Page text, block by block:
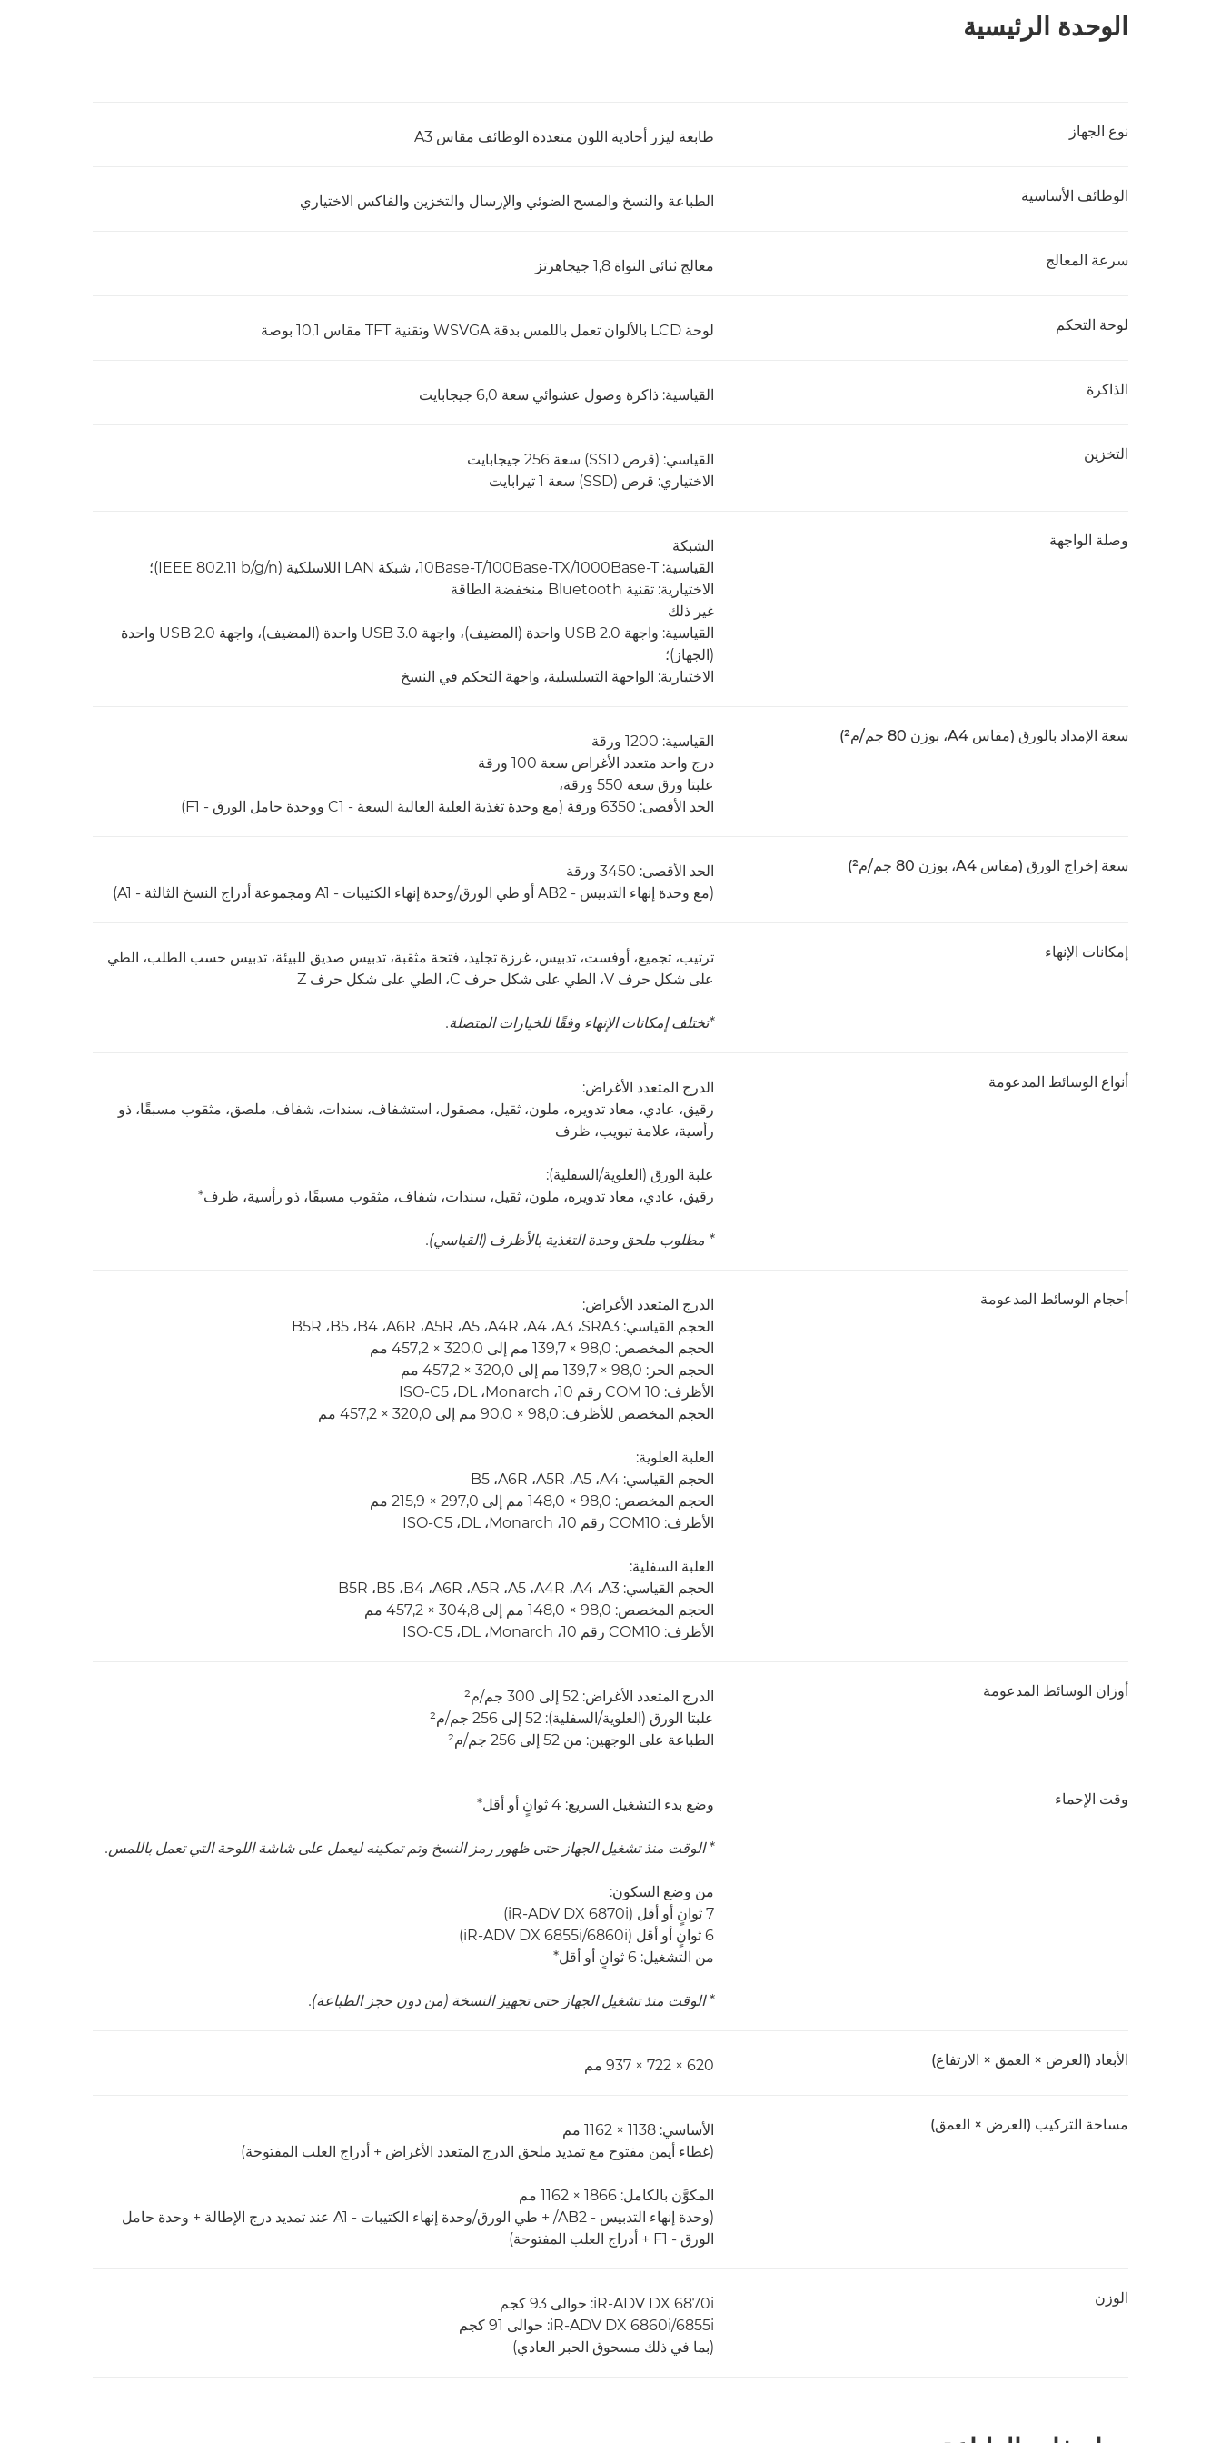
الوحدة الرئيسية
نوع الجهاز طابعة ليزر أحادية اللون متعددة الوظائف مقاس A3
الوظائف الأساسية الطباعة والنسخ والمسح الضوئي والإرسال والتخزين والفاكس الاختياري
سرعة المعالج معالج ثنائي النواة 1,8 جيجاهرتز
لوحة التحكم لوحة LCD بالألوان تعمل باللمس بدقة WSVGA وتقنية TFT مقاس 10,1 بوصة
الذاكرة القياسية: ذاكرة وصول عشوائي سعة 6,0 جيجابايت
التخزين
القياسي: (قرص SSD) سعة 256 جيجابايت
الاختياري: قرص (SSD‏) سعة 1 تيرابايت
وصلة الواجهة
الشبكة
القياسية: 1000Base-T‏/100Base-TX‏/10Base-T، شبكة LAN اللاسلكية (IEEE 802.11 b/g/n)؛
الاختيارية: تقنية Bluetooth منخفضة الطاقة
غير ذلك
القياسية: واجهة USB 2.0 واحدة (المضيف)، واجهة USB 3.0 واحدة (المضيف)، واجهة USB 2.0 واحدة
(الجهاز)؛
الاختيارية: الواجهة التسلسلية، واجهة التحكم في النسخ
سعة الإمداد بالورق (مقاس A4، بوزن 80 جم/م²)
القياسية: 1200 ورقة
درج واحد متعدد الأغراض سعة 100 ورقة
علبتا ورق سعة 550 ورقة،
الحد الأقصى: 6350 ورقة (مع وحدة تغذية العلبة العالية السعة - C1 ووحدة حامل الورق - F1)
سعة إخراج الورق (مقاس A4، بوزن 80 جم/م²)
الحد الأقصى: 3450 ورقة
(مع وحدة إنهاء التدبيس - AB2 أو طي الورق/وحدة إنهاء الكتيبات - A1 ومجموعة أدراج النسخ الثالثة - A1)
إمكانات الإنهاء
ترتيب، تجميع، أوفست، تدبيس، غرزة تجليد، فتحة مثقبة، تدبيس صديق للبيئة، تدبيس حسب الطلب، الطي
على شكل حرف V، الطي على شكل حرف C، الطي على شكل حرف Z
*تختلف إمكانات الإنهاء وفقًا للخيارات المتصلة.
أنواع الوسائط المدعومة
الدرج المتعدد الأغراض:
رقيق، عادي، معاد تدويره، ملون، ثقيل، مصقول، استشفاف، سندات، شفاف، ملصق، مثقوب مسبقًا، ذو
رأسية، علامة تبويب، ظرف
علبة الورق (العلوية/السفلية):
رقيق، عادي، معاد تدويره، ملون، ثقيل، سندات، شفاف، مثقوب مسبقًا، ذو رأسية، ظرف*
* مطلوب ملحق وحدة التغذية بالأظرف (القياسي).
أحجام الوسائط المدعومة
الدرج المتعدد الأغراض:
الحجم القياسي: SRA3‏، A3‏، A4‏، A4R‏، A5‏، A5R، ‏A6R‏، B4‏، B5‏، B5R
الحجم المخصص: 98,0 × 139,7 مم إلى 320,0 × 457,2 مم
الحجم الحر: 98,0 × 139,7 مم إلى 320,0 × 457,2 مم
الأظرف: COM 10 رقم 10، ‏Monarch، ‏DL، ‏ISO-C5
الحجم المخصص للأظرف: 98,0 × 90,0 مم إلى 320,0 × 457,2 مم
العلبة العلوية:
الحجم القياسي: A4‏، A5‏، A5R‏، A6R‏، B5
الحجم المخصص: 98,0 × 148,0 مم إلى 297,0 × 215,9 مم
الأظرف: COM10 رقم 10‏، Monarch،‏ DL،‏ ISO-C5
العلبة السفلية:
الحجم القياسي: A3‏، A4‏، A4R‏، A5‏، A5R‏، A6R‏، B4‏، B5‏، B5R
الحجم المخصص: 98,0 × 148,0 مم إلى 304,8 × 457,2 مم
الأظرف: COM10 رقم 10‏، Monarch،‏ DL،‏ ISO-C5
أوزان الوسائط المدعومة
الدرج المتعدد الأغراض: 52 إلى 300 جم/م²
علبتا الورق (العلوية/السفلية): 52 إلى 256 جم/م²
الطباعة على الوجهين: من 52 إلى 256 جم/م²
وقت الإحماء وضع بدء التشغيل السريع: 4 ثوانٍ أو أقل*
* الوقت منذ تشغيل الجهاز حتى ظهور رمز النسخ وتم تمكينه ليعمل على شاشة اللوحة التي تعمل باللمس.
من وضع السكون:
7 ثوانٍ أو أقل (iR-ADV DX 6870i)
6 ثوانٍ أو أقل (iR-ADV DX 6855i/6860i)
من التشغيل: 6 ثوانٍ أو أقل*
* الوقت منذ تشغيل الجهاز حتى تجهيز النسخة (من دون حجز الطباعة).
الأبعاد (العرض × العمق × الارتفاع) 620 × 722 × 937 مم
مساحة التركيب (العرض × العمق)
الأساسي: 1138 × 1162 مم
(غطاء أيمن مفتوح مع تمديد ملحق الدرج المتعدد الأغراض + أدراج العلب المفتوحة)
المكوَّن بالكامل: 1866 × 1162 مم
(وحدة إنهاء التدبيس - AB2/ + طي الورق/وحدة إنهاء الكتيبات - A1 عند تمديد درج الإطالة + وحدة حامل
الورق - F1 + أدراج العلب المفتوحة)
الوزن
iR-ADV DX 6870i: حوالى 93 كجم
iR-ADV DX 6860i/6855i: حوالى 91 كجم
(بما في ذلك مسحوق الحبر العادي)